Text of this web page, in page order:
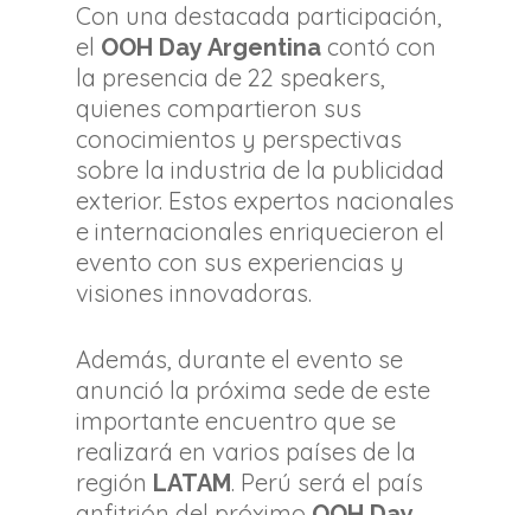
Con una destacada participación,
el OOH Day Argentina contó con
la presencia de 22 speakers,
quienes compartieron sus
conocimientos y perspectivas
sobre la industria de la publicidad
exterior. Estos expertos nacionales
e internacionales enriquecieron el
evento con sus experiencias y
visiones innovadoras.
Además, durante el evento se
anunció la próxima sede de este
importante encuentro que se
realizará en varios países de la
región LATAM. Perú será el país